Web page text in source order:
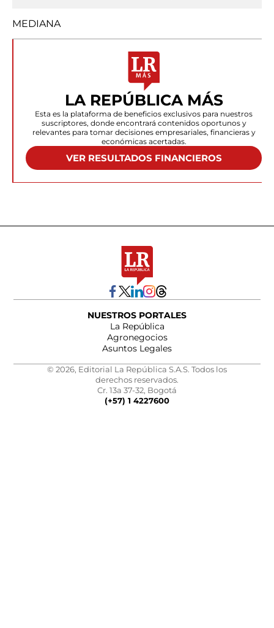
MEDIANA
LA REPÚBLICA MÁS
Esta es la plataforma de beneficios exclusivos para nuestros
suscriptores, donde encontrará contenidos oportunos y
relevantes para tomar decisiones empresariales, financieras y
económicas acertadas.
VER RESULTADOS FINANCIEROS
NUESTROS PORTALES
La República
Agronegocios
Asuntos Legales
© 2026, Editorial La República S.A.S. Todos los
derechos reservados.
Cr. 13a 37-32, Bogotá
(+57) 1 4227600